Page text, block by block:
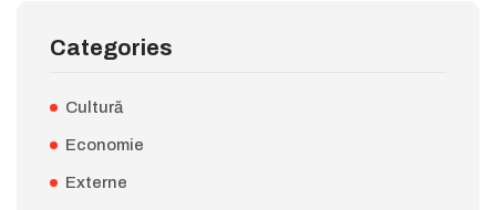
Categories
Cultură
Economie
Externe